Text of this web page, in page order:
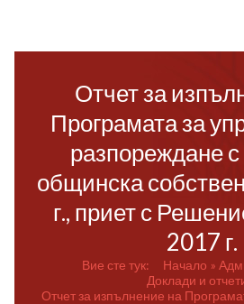
Отчет за
Програмата за
разпореждане
общинска
г., приет с
2017 г.
Вие сте тук: Начало
Доклади и
Отчет за изпълнение на